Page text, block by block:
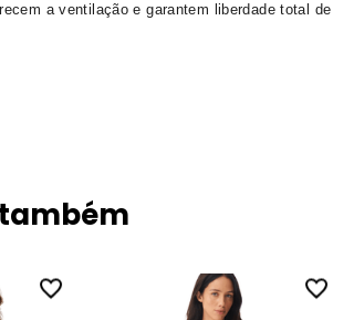
a ventilação e garantem liberdade total de